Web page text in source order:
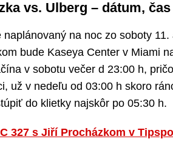
vs. Ulberg – dátum,
naplánovaný na noc zo soboty
bude Kaseya Center v Miami
v sobotu večer d 23:00 h,
už v nedeľu od 03:00 h skoro
do klietky najskôr po 05:30 h.
327 s Jiří Procházkom v